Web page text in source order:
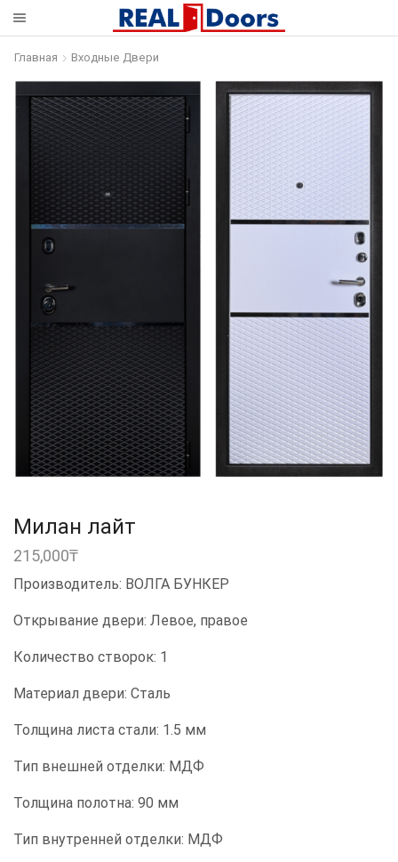
Главная Входные Двери
Милан лайт
215,000₸
Производитель: ВОЛГА БУНКЕР
Открывание двери: Левое, правое
Количество створок: 1
Материал двери: Сталь
Толщина листа стали: 1.5 мм
Тип внешней отделки: МДФ
Толщина полотна: 90 мм
Тип внутренней отделки: МДФ